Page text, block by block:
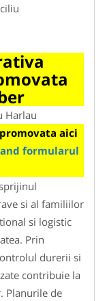
Harlau
aici
formularul
si al familiilor
si logistic
Prin
durerii si
contribuie la
Planurile de